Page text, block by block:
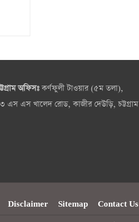
অফিসঃকর্ণফুলী টাওয়ার (৫ম তলা),
এস এস খালেদ রোড, কাজীর দেউড়ি, চট্টগ্রাম।
Disclaimer Sitemap Contact Us